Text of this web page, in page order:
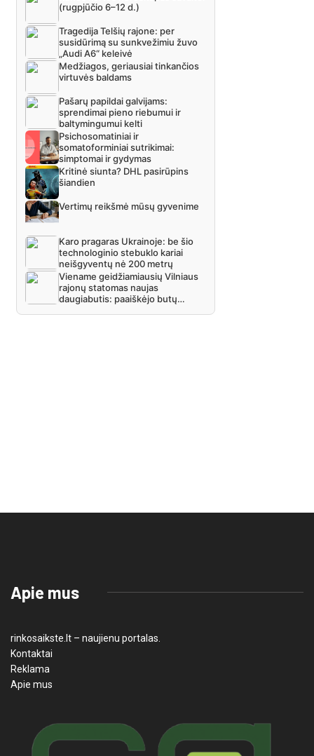
Apie mus
rinkosaikste.lt – naujienu portalas.
Kontaktai
Reklama
Apie mus